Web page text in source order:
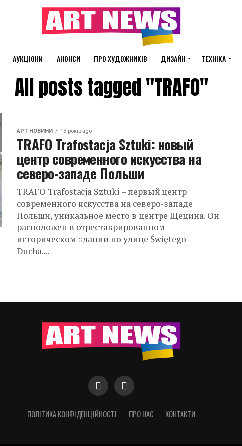
АУКЦІОНИ АНОНСИ ПРО ХУДОЖНИКІВ ДИЗАЙН ТЕХНІКА
All posts tagged "TRAFO"
АРТ НОВИНИ 13 років ago
TRAFO Trafostacja Sztuki: новый
центр современного искусства на
северо-западе Польши
TRAFO Trafostacja Sztuki – первый центр
современного искусства на северо-западе
Польши, уникальное место в центре Щецина. Он
расположен в отреставрированном
историческом здании по улице Świętego
Ducha....
ПОЛІТИКА КОНФІДЕНЦІЙНОСТІ ПРО НАС КОНТАКТИ